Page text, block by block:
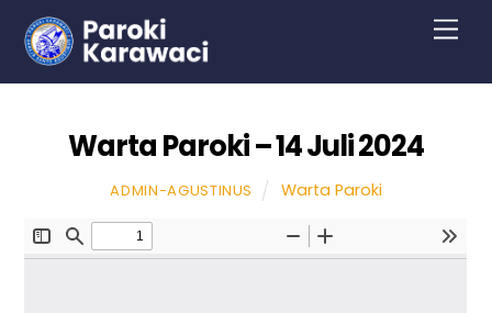
content
Warta Paroki – 14 Juli 2024
ADMIN-AGUSTINUS Warta Paroki